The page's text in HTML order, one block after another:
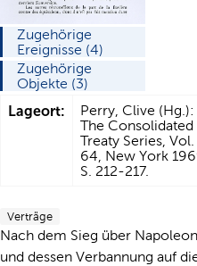
Zugehörige
Ereignisse (4)
Zugehörige
Objekte (3)
Lageort:
Perry, Clive (Hg.):
The Consolidated
Treaty Series, Vol.
64, New York
S. 212-217.
Verträge
Nach dem Sieg über Napoleon
und dessen Verbannung auf